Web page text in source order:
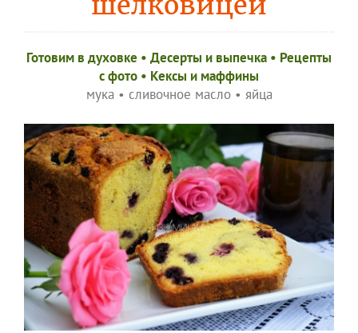
Готовим в духовке • Десерты и выпечка • Рецепты
c фото • Кексы и маффины
мука• сливочное масло• яйца